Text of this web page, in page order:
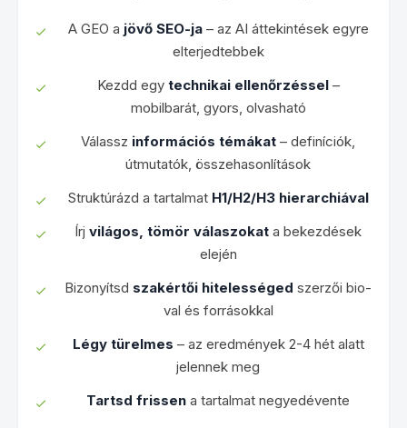
A GEO a jövő SEO-ja– az AI áttekintések egyre
elterjedtebbek
Kezdd egy technikai ellenőrzéssel–
mobilbarát, gyors, olvasható
Válassz információs témákat – definíciók,
útmutatók, összehasonlítások
Struktúrázd a tartalmat H1/H2/H3 hierarchiával
Írj világos, tömör válaszokat a bekezdések
elején
Bizonyítsd szakértői hitelességed szerzői bio-
val és forrásokkal
Légy türelmes – az eredmények 2-4 hét alatt
jelennek meg
Tartsd frissen a tartalmat negyedévente